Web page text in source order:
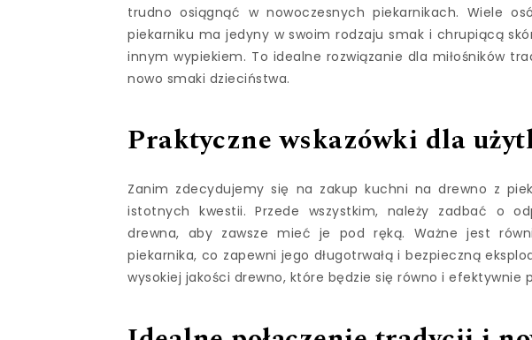
trudno osiągnąć w nowoczesnych piekarnikach. Wiele
piekarniku ma jedyny w swoim rodzaju smak i chrupiącą
innym wypiekiem. To idealne rozwiązanie dla miłośników
nowo smaki dzieciństwa.
Praktyczne wskazówki dla
Zanim zdecydujemy się na zakup kuchni na drewno z
istotnych kwestii. Przede wszystkim, należy zadbać o
drewna, aby zawsze mieć je pod ręką. Ważne jest
piekarnika, co zapewni jego długotrwałą i bezpieczną
wysokiej jakości drewno, które będzie się równo i efektywnie